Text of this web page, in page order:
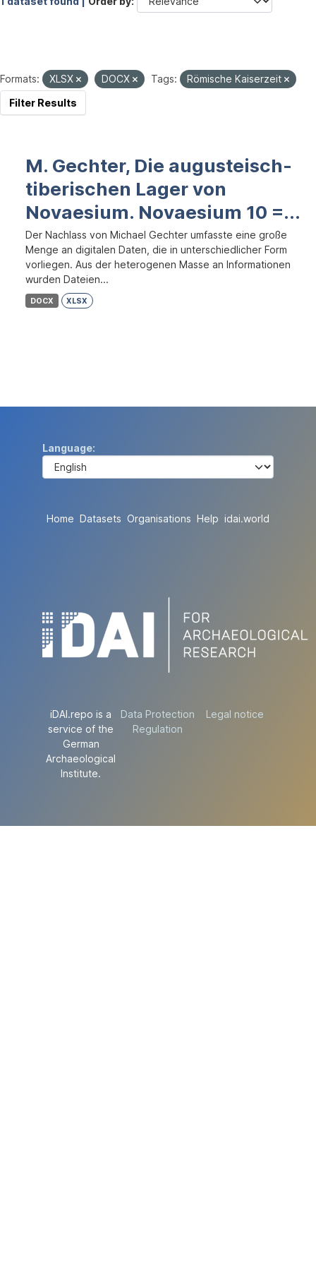
Formats: XLSX DOCX Tags:
Römische Kaiserzeit
Filter Results
M. Gechter, Die augusteisch-
tiberischen Lager von
Novaesium. Novaesium 10 =...
Der Nachlass von Michael Gechter umfasste eine große
Menge an digitalen Daten, die in unterschiedlicher Form
vorliegen. Aus der heterogenen Masse an Informationen
wurden Dateien...
DOCX XLSX
Language
Home Datasets Organisations Help idai.world
iDAI.repo is a
service of the
German
Archaeological
Institute.
Data Protection
Regulation
Legal notice